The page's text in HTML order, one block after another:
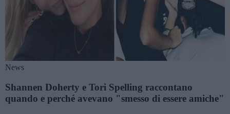
News
Shannen Doherty e Tori Spelling raccontano
quando e perché avevano "smesso di essere amiche"